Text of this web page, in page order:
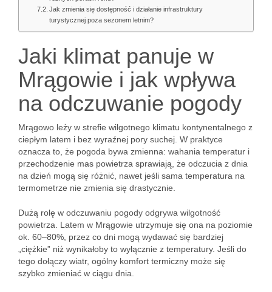
Jak zmienia się dostępność i działanie infrastruktury
turystycznej poza sezonem letnim?
Jaki klimat panuje w
Mrągowie i jak wpływa
na odczuwanie pogody
Mrągowo leży w strefie wilgotnego klimatu kontynentalnego z
ciepłym latem i bez wyraźnej pory suchej. W praktyce
oznacza to, że pogoda bywa zmienna: wahania temperatur i
przechodzenie mas powietrza sprawiają, że odczucia z dnia
na dzień mogą się różnić, nawet jeśli sama temperatura na
termometrze nie zmienia się drastycznie.
Dużą rolę w odczuwaniu pogody odgrywa wilgotność
powietrza. Latem w Mrągowie utrzymuje się ona na poziomie
ok. 60–80%, przez co dni mogą wydawać się bardziej
„ciężkie” niż wynikałoby to wyłącznie z temperatury. Jeśli do
tego dołączy wiatr, ogólny komfort termiczny może się
szybko zmieniać w ciągu dnia.